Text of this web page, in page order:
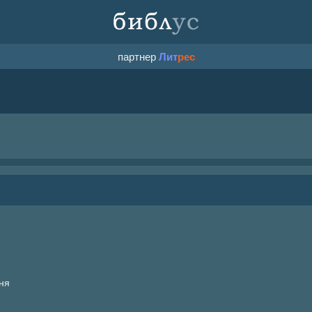
партнерЛитрес